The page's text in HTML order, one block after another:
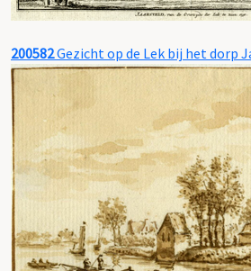
200582Gezicht op de Lek bij het dorp